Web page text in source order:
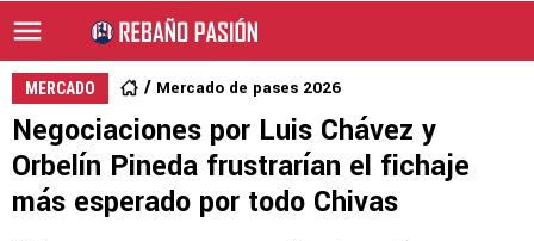
MERCADO Mercado de pases 2026
Negociaciones por Luis Chávez y
Orbelín Pineda frustrarían el fichaje
más esperado por todo Chivas